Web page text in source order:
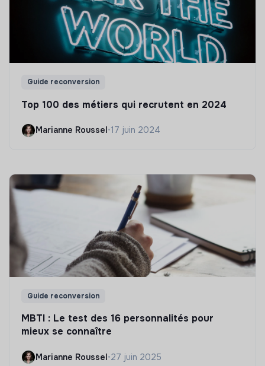
Guide reconversion
Top 100 des métiers qui recrutent en 2024
Marianne Roussel•17 juin 2024
Guide reconversion
MBTI : Le test des 16 personnalités pour
mieux se connaître
Marianne Roussel•27 juin 2025